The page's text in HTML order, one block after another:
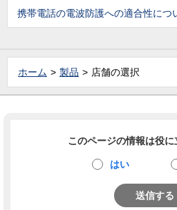
携帯電話の電波防護への適合性につ
ホーム 製品 店舗の選択
このページの情報は役に
はい
送信する